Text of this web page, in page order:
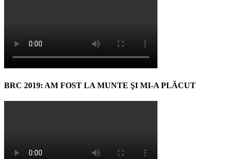
BRC 2019: AM FOST LA MUNTE ŞI MI-A PLĂCUT